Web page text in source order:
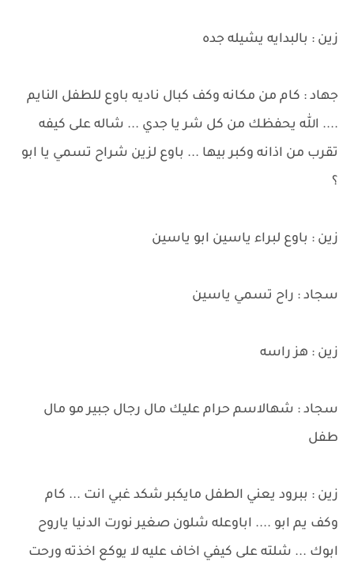
زين : بالبدايه يشيله جده
جهاد : كام من مكانه وكف كبال ناديه باوع للطفل النايم
.... الله يحفظك من كل شر يا جدي ... شاله على كيفه
تقرب من اذانه وكبر بيها ... باوع لزين شراح تسمي يا ابو
؟
زين : باوع لبراء ياسين ابو ياسين
سجاد : راح تسمي ياسين
زين : هز راسه
سجاد : شهالاسم حرام عليك مال رجال جبير مو مال
طفل
زين : ببرود يعني الطفل مايكبر شكد غبي انت ... كام
وكف يم ابو .... اباوعله شلون صغير نورت الدنيا ياروح
ابوك ... شلته على كيفي اخاف عليه لا يوكع اخذته ورحت